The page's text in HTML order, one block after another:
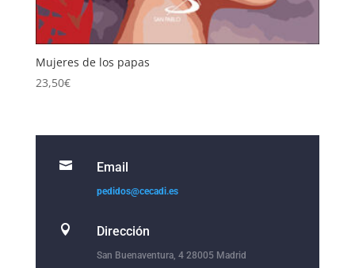
Mujeres de los papas
23,50€
 Email
pedidos@cecadi.es
 Dirección
San Buenaventura, 4 28005 Madrid